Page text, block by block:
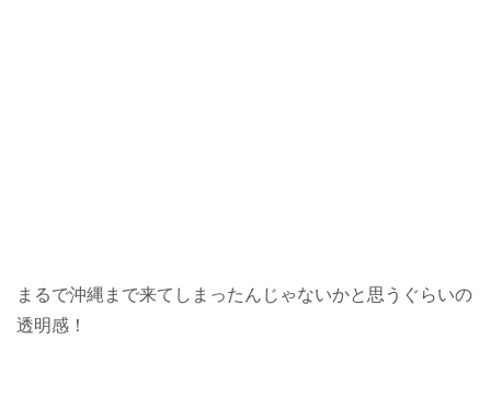
まるで沖縄まで来てしまったんじゃないかと思うぐらいの
透明感！